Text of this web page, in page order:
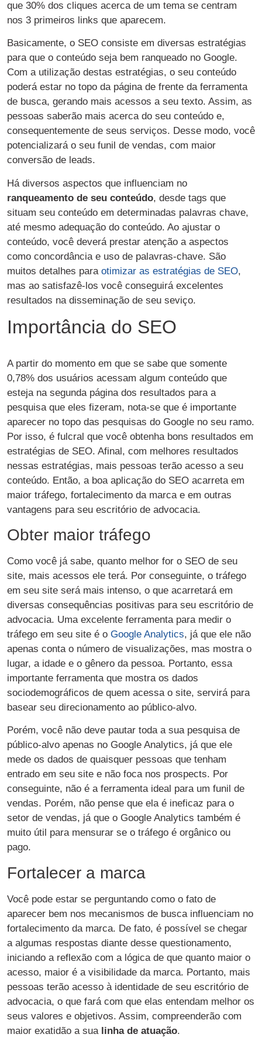
que 30% dos cliques acerca de um tema se centram
nos 3 primeiros links que aparecem.
Basicamente, o SEO consiste em diversas estratégias
para que o conteúdo seja bem ranqueado no Google.
Com a utilização destas estratégias, o seu conteúdo
poderá estar no topo da página de frente da ferramenta
de busca, gerando mais acessos a seu texto. Assim, as
pessoas saberão mais acerca do seu conteúdo e,
consequentemente de seus serviços. Desse modo, você
potencializará o seu funil de vendas, com maior
conversão de leads.
Há diversos aspectos que influenciam no
ranqueamento de seu conteúdo, desde tags que
situam seu conteúdo em determinadas palavras chave,
até mesmo adequação do conteúdo. Ao ajustar o
conteúdo, você deverá prestar atenção a aspectos
como concordância e uso de palavras-chave. São
muitos detalhes para otimizar as estratégias de SEO,
mas ao satisfazê-los você conseguirá excelentes
resultados na disseminação de seu seviço.
Importância do SEO
A partir do momento em que se sabe que somente
0,78% dos usuários acessam algum conteúdo que
esteja na segunda página dos resultados para a
pesquisa que eles fizeram, nota-se que é importante
aparecer no topo das pesquisas do Google no seu ramo.
Por isso, é fulcral que você obtenha bons resultados em
estratégias de SEO. Afinal, com melhores resultados
nessas estratégias, mais pessoas terão acesso a seu
conteúdo. Então, a boa aplicação do SEO acarreta em
maior tráfego, fortalecimento da marca e em outras
vantagens para seu escritório de advocacia.
Obter maior tráfego
Como você já sabe, quanto melhor for o SEO de seu
site, mais acessos ele terá. Por conseguinte, o tráfego
em seu site será mais intenso, o que acarretará em
diversas consequências positivas para seu escritório de
advocacia. Uma excelente ferramenta para medir o
tráfego em seu site é o Google Analytics, já que ele não
apenas conta o número de visualizações, mas mostra o
lugar, a idade e o gênero da pessoa. Portanto, essa
importante ferramenta que mostra os dados
sociodemográficos de quem acessa o site, servirá para
basear seu direcionamento ao público-alvo.
Porém, você não deve pautar toda a sua pesquisa de
público-alvo apenas no Google Analytics, já que ele
mede os dados de quaisquer pessoas que tenham
entrado em seu site e não foca nos prospects. Por
conseguinte, não é a ferramenta ideal para um funil de
vendas. Porém, não pense que ela é ineficaz para o
setor de vendas, já que o Google Analytics também é
muito útil para mensurar se o tráfego é orgânico ou
pago.
Fortalecer a marca
Você pode estar se perguntando como o fato de
aparecer bem nos mecanismos de busca influenciam no
fortalecimento da marca. De fato, é possível se chegar
a algumas respostas diante desse questionamento,
iniciando a reflexão com a lógica de que quanto maior o
acesso, maior é a visibilidade da marca. Portanto, mais
pessoas terão acesso à identidade de seu escritório de
advocacia, o que fará com que elas entendam melhor os
seus valores e objetivos. Assim, compreenderão com
maior exatidão a sua linha de atuação.